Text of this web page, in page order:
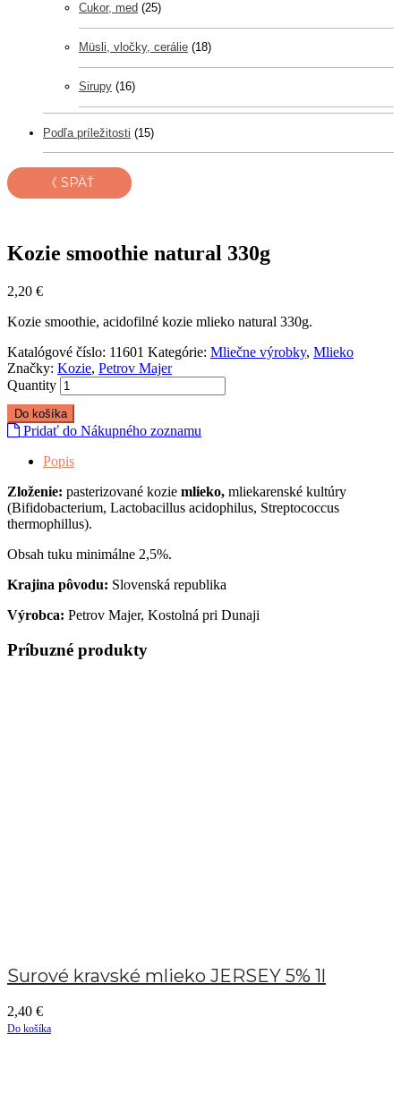
Cukor, med (25)
Müsli, vločky, cerálie (18)
Sirupy (16)
Podľa príležitosti (15)
《 SPÄŤ
Kozie smoothie natural 330g
2,20 €
Kozie smoothie, acidofilné kozie mlieko natural 330g.
Katalógové číslo: 11601 Kategórie: Mliečne výrobky, Mlieko
Značky: Kozie, Petrov Majer
Quantity
Do košíka
Pridať do Nákupného zoznamu
Popis
Zloženie: pasterizované kozie mlieko, mliekarenské kultúry
(Bifidobacterium, Lactobacillus acidophilus, Streptococcus
thermophillus).
Obsah tuku minimálne 2,5%.
Krajina pôvodu: Slovenská republika
Výrobca: Petrov Majer, Kostolná pri Dunaji
Príbuzné produkty
Surové kravské mlieko JERSEY 5% 1l
2,40 €
Do košíka